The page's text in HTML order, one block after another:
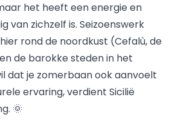
het heeft een energie en
van zichzelf is. Seizoenswerk
rond de noordkust (Cefalù, de
de barokke steden in het
dat je zomerbaan ook aanvoelt
ervaring, verdient Sicilië
🌞